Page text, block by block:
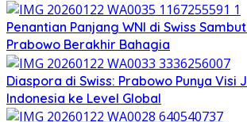
Penantian Panjang WNI di Swiss
Prabowo Berakhir Bahagia
Diaspora di Swiss: Prabowo Punya Visi
Indonesia ke Level Global